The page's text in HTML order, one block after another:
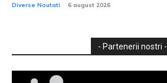
Diverse Noutati 6 august 2026
- Partenerii nostri -